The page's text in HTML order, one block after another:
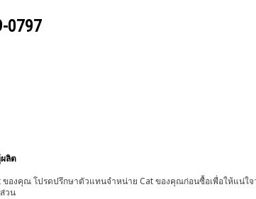
0797
ลิต
องคุณ โปรดปรึกษาตัวแทนจำหน่าย Cat ของคุณก่อนซื้อเพื่อให้แน่
วน